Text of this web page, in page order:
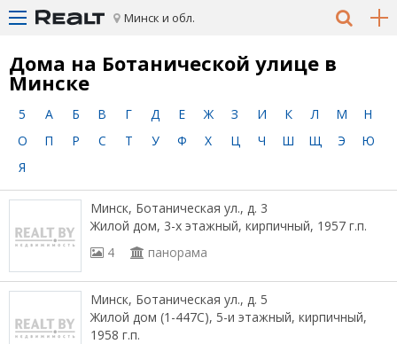
Минск и обл.
Дома на Ботанической улице в
Минске
5 А Б В Г Д Е Ж З И К Л М
Н
О
П Р С Т У Ф Х Ц Ч Ш Щ Э
Ю
Я
Минск, Ботаническая ул., д. 3
Жилой дом, 3-х этажный, кирпичный, 1957 г.п.
4
панорама
Минск, Ботаническая ул., д. 5
Жилой дом (1-447С), 5-и этажный, кирпичный,
1958 г.п.